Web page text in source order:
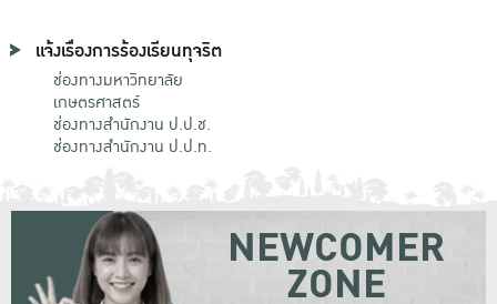
แจ้งเรื่องการร้องเรียนทุจริต
ช่องทางมหาวิทยาลัย
เกษตรศาสตร์
ช่องทางสำนักงาน ป.ป.ช.
ช่องทางสำนักงาน ป.ป.ท.
NEWCOMER
ZONE